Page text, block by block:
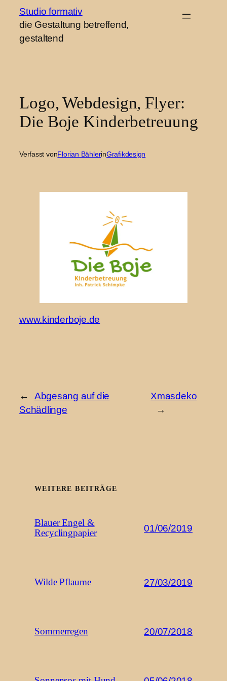
Zum
Inhalt
springen
Studio formativ
die Gestaltung betreffend,
gestaltend
Logo, Webdesign, Flyer:
Die Boje Kinderbetreuung
Verfasst vonFlorian BählerinGrafikdesign
www.kinderboje.de
←
Abgesang auf die
Schädlinge
Xmasdeko
→
WEITERE BEITRÄGE
Blauer Engel &
Recyclingpapier
01/06/2019
Wilde Pflaume 27/03/2019
Sommerregen 20/07/2018